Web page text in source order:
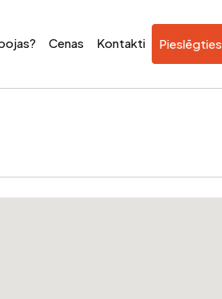
Cenas Kontakti Pieslēgties